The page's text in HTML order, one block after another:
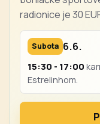
radionice je 30
Subota 6.6.
15:30 - 17:00
Estrelinhom.